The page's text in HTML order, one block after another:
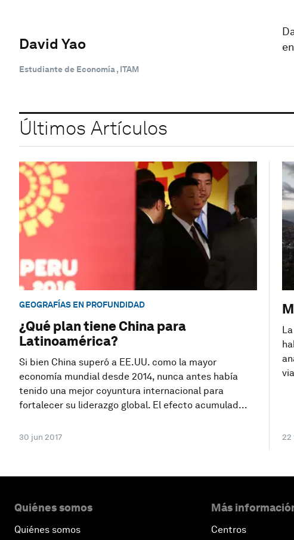
David Yao
Estudiante de Economía , ITAM
Últimos Artículos
GEOGRAFÍAS EN PROFUNDIDAD
¿Qué plan tiene China para
Latinoamérica?
Si bien China superó a EE.UU. como la mayor
economía mundial desde 2014, nunca antes había
tenido una mejor coyuntura internacional para
fortalecer su liderazgo global. El efecto acumulad...
30 jun 2017 22
Quiénes somos
Quiénes somos
Más
Centros